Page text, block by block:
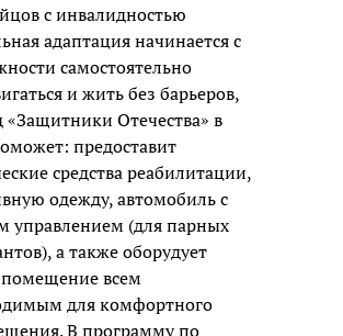
с инвалидностью
адаптация начинается с
самостоятельно
и жить без барьеров,
Отечества» в
предоставит
средства реабилитации,
одежду, автомобиль с
управлением (для парных
а также оборудует
всем
для комфортного
В программу по